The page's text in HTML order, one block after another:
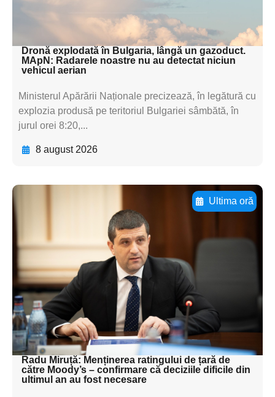
subtitluAdaugă aici
textul pentru subti
Dronă explodată în Bulgaria, lângă un gazoduct.
MApN: Radarele noastre nu au detectat niciun
vehicul aerian
Ministerul Apărării Naționale precizează, în legătură cu
explozia produsă pe teritoriul Bulgariei sâmbătă, în
jurul orei 8:20,...
8 august 2026
Ultima oră
Adaugă aici textul pentru
subtitluAdaugă aici
textul pentru
subtitluAdaugă aici
textul pentru
subtitluAdaugă aici
textul pentru subti
Radu Miruță: Menținerea ratingului de țară de
către Moody’s – confirmare că deciziile dificile din
ultimul an au fost necesare